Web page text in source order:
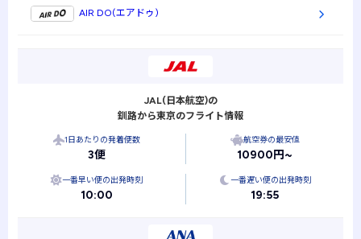
AIR DO(エアドゥ)
JAL(日本航空)の
釧路から東京のフライト情報
1日あたりの発着便数
3便
航空券の最安値
10900円~
一番早い便の出発時刻
10:00
一番遅い便の出発時刻
19:55